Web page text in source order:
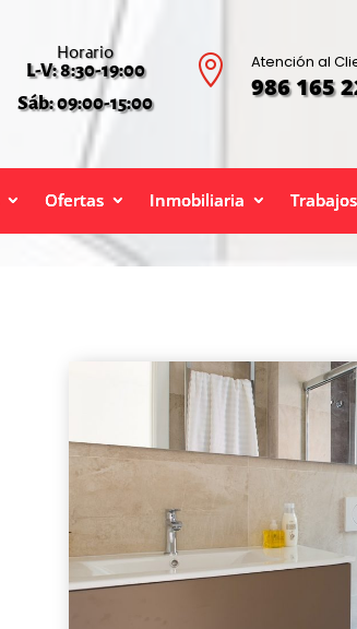
Horario
L-V: 8:30-19:00
Sáb: 09:00-15:00
 Atención al
986 165
Ofertas Inmobiliaria